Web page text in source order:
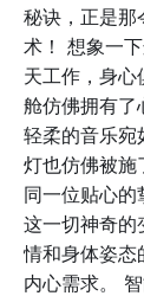
秘诀，正是那
术！ 想象一
天工作，身心
舱仿佛拥有了
轻柔的音乐宛
灯也仿佛被施
同一位贴心的
这一切神奇的
情和身体姿态
内心需求。